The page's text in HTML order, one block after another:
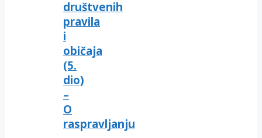
društvenih
pravila
i
običaja
(5.
dio)
–
O
raspravljanju